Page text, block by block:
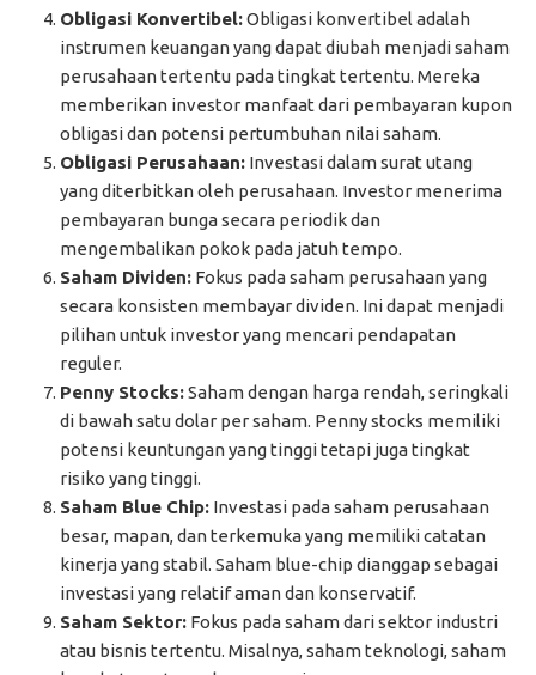
Obligasi Konvertibel:Obligasi konvertibel adalah
instrumen keuangan yang dapat diubah menjadi saham
perusahaan tertentu pada tingkat tertentu. Mereka
memberikan investor manfaat dari pembayaran kupon
obligasi dan potensi pertumbuhan nilai saham.
Obligasi Perusahaan: Investasi dalam surat utang
yang diterbitkan oleh perusahaan. Investor menerima
pembayaran bunga secara periodik dan
mengembalikan pokok pada jatuh tempo.
Saham Dividen: Fokus pada saham perusahaan yang
secara konsisten membayar dividen. Ini dapat menjadi
pilihan untuk investor yang mencari pendapatan
reguler.
Penny Stocks:Saham dengan harga rendah, seringkali
di bawah satu dolar per saham. Penny stocks memiliki
potensi keuntungan yang tinggi tetapi juga tingkat
risiko yang tinggi.
Saham Blue Chip: Investasi pada saham perusahaan
besar, mapan, dan terkemuka yang memiliki catatan
kinerja yang stabil. Saham blue-chip dianggap sebagai
investasi yang relatif aman dan konservatif.
Saham Sektor: Fokus pada saham dari sektor industri
atau bisnis tertentu. Misalnya, saham teknologi, saham